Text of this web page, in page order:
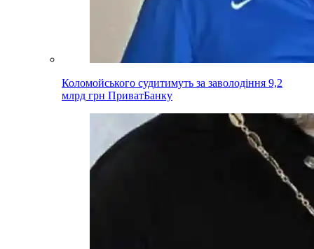
Коломойського судитимуть за заволодіння 9,2
млрд грн ПриватБанку